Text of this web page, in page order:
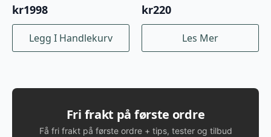
kr1998
Legg I Handlekurv
kr220
Les Mer
Fri frakt på første ordre
Få fri frakt på første ordre + tips, tester og tilbud